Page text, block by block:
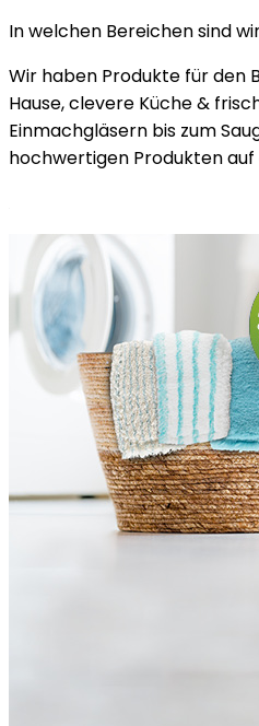
In welchen Bereichen sind
Wir haben Produkte für den
Hause, clevere Küche &
Einmachgläsern bis zum
hochwertigen Produkten